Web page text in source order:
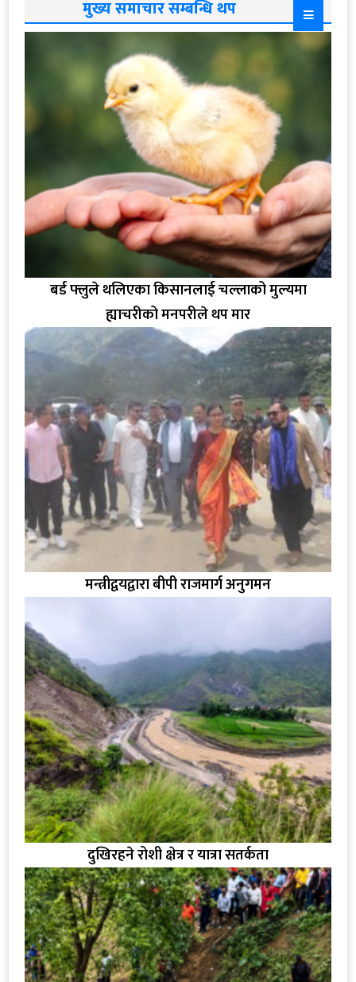
मुख्य समाचार सम्बन्धि थप
बर्ड फ्लुले थलिएका किसानलाई चल्लाको मुल्यमा
ह्याचरीको मनपरीले थप मार
मन्त्रीद्वयद्वारा बीपी राजमार्ग अनुगमन
दुखिरहने रोशी क्षेत्र र यात्रा सतर्कता